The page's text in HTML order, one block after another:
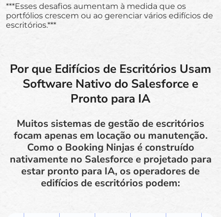
***Esses desafios aumentam à medida que os
portfólios crescem ou ao gerenciar vários edifícios de
escritórios.***
Por que Edifícios de Escritórios Usam
Software Nativo do Salesforce e
Pronto para IA
Muitos sistemas de gestão de escritórios
focam apenas em locação ou manutenção.
Como o Booking Ninjas é construído
nativamente no Salesforce e projetado para
estar pronto para IA, os operadores de
edifícios de escritórios podem: